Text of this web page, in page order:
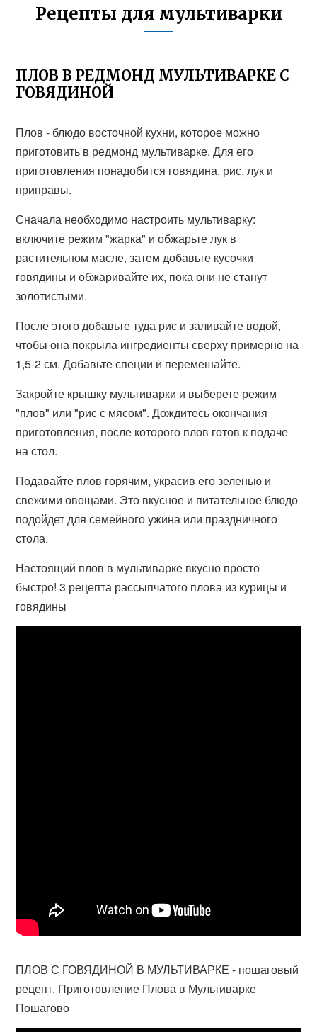
Рецепты для мультиварки
ПЛОВ В РЕДМОНД МУЛЬТИВАРКЕ С
ГОВЯДИНОЙ
Плов - блюдо восточной кухни, которое можно
приготовить в редмонд мультиварке. Для его
приготовления понадобится говядина, рис, лук и
приправы.
Сначала необходимо настроить мультиварку:
включите режим "жарка" и обжарьте лук в
растительном масле, затем добавьте кусочки
говядины и обжаривайте их, пока они не станут
золотистыми.
После этого добавьте туда рис и заливайте водой,
чтобы она покрыла ингредиенты сверху примерно на
1,5-2 см. Добавьте специи и перемешайте.
Закройте крышку мультиварки и выберете режим
"плов" или "рис с мясом". Дождитесь окончания
приготовления, после которого плов готов к подаче
на стол.
Подавайте плов горячим, украсив его зеленью и
свежими овощами. Это вкусное и питательное блюдо
подойдет для семейного ужина или праздничного
стола.
Настоящий плов в мультиварке вкусно просто
быстро! 3 рецепта рассыпчатого плова из курицы и
говядины
ПЛОВ С ГОВЯДИНОЙ В МУЛЬТИВАРКЕ - пошаговый
рецепт. Приготовление Плова в Мультиварке
Пошагово